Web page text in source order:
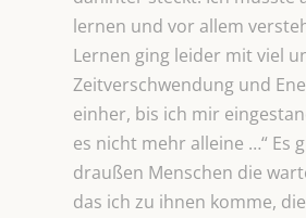
lernen und vor allem
Lernen ging leider mit viel
Zeitverschwendung und
einher, bis ich mir
es nicht mehr alleine …“ Es
draußen Menschen die
das ich zu ihnen komme,